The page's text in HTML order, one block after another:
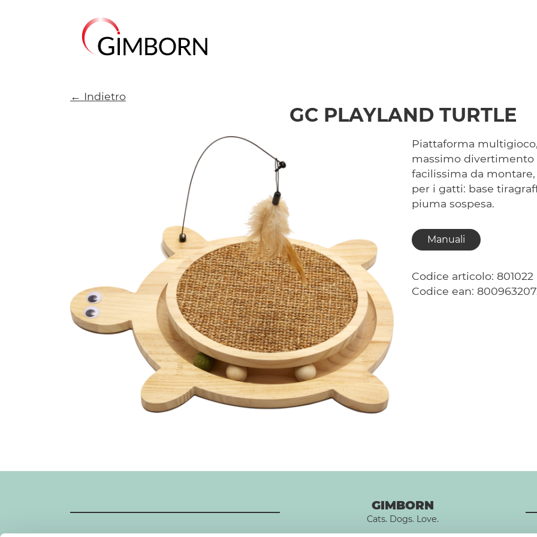
← Indietro
GC PLAYLAND TURTLE
Piattaforma
massimo divertimento
facilissima da
per i gatti: base
piuma sospesa.
Manuali
Codice articolo: 801022
Codice ean:
GIMBORN
Cats. Dogs. Love.